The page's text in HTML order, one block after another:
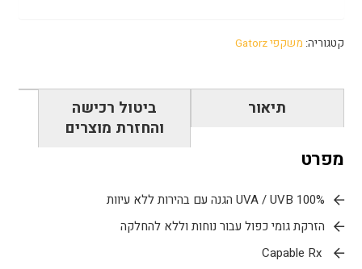
קטגוריה: משקפי Gatorz
תיאור
ביטול רכישה
והחזרת מוצרים
מפרט
100% UVA / UVB הגנה עם בהירות ללא עיוות
הזרקת גומי כפול עבור נוחות וללא להחלקה
Capable Rx